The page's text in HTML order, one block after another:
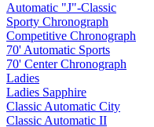
Automatic "J"-Classic
Sporty Chronograph
Competitive Chronograph
70' Automatic Sports
70' Center Chronograph
Ladies
Ladies Sapphire
Classic Automatic City
Classic Automatic II